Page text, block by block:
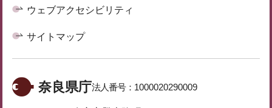
ウェブアクセシビリティ
サイトマップ
奈良県庁法人番号： 1000020290009